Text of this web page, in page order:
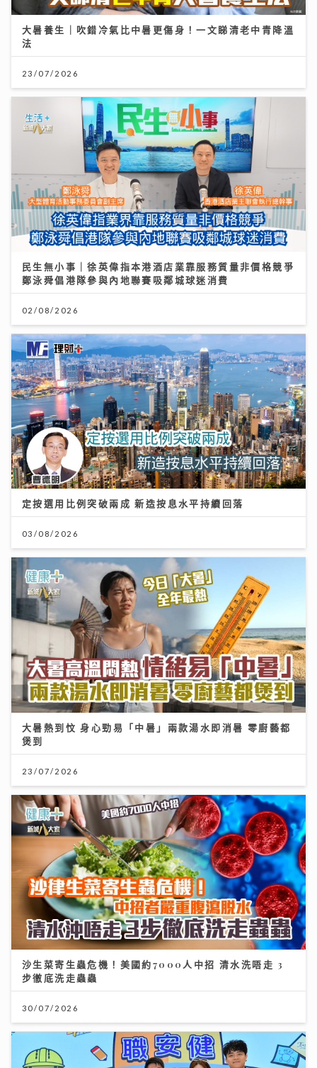
大暑養生｜吹錯冷氣比中暑更傷身！一文睇清老中青降溫
法
23/07/2026
民生無小事｜徐英偉指本港酒店業靠服務質量非價格競爭
鄭泳舜倡港隊參與內地聯賽吸鄰城球迷消費
02/08/2026
定按選用比例突破兩成 新造按息水平持續回落
03/08/2026
大暑熱到忟 身心勁易「中暑」兩款湯水即消暑 零廚藝都
煲到
23/07/2026
沙生菜寄生蟲危機！美國約7000人中招 清水洗唔走 3
步徹底洗走蟲蟲
30/07/2026